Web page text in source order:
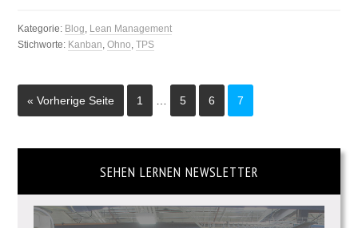
Kategorie: Blog, Lean Management
Stichworte: Kanban,Ohno,TPS
« Vorherige Seite 1 5 6 7
SEHEN LERNEN NEWSLETTER